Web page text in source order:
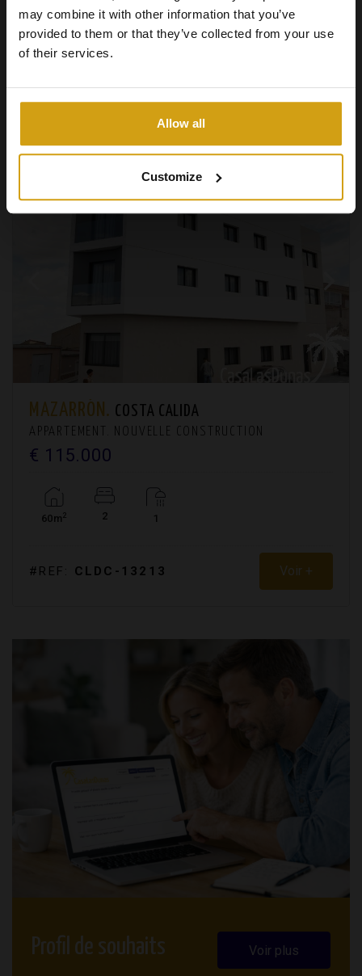
may combine it with other information that you’ve
provided to them or that they’ve collected from your use
of their services.
Allow all
Customize
37m2 1
MAZARRÓN. COSTA CALIDA
APPARTEMENT. NOUVELLE CONSTRUCTION
€ 115.000
60m2 2 1
#REF: CLDC-13213 Voir +
Profil de souhaits Voir plus